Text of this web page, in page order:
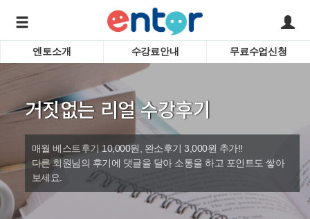
학습도우미 G1
바로가기
서비스안내
강사소개
회사소개
어린이
영자신
수업
엔토소개 수강료안내 무료수업신청
거짓없는 리얼 수강후기
매월 베스트후기 10,000원, 완소후기 3,000원 추가!!
다른 회원님의 후기에 댓글을 달아 소통을 하고 포인트도 쌓아
보세요.